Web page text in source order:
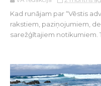
Kad runājam par “Vēstis
rakstiem, paziņojumiem,
sarežģītajiem notikumiem.